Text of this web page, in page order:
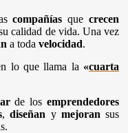
compañías quecrecen
calidad de vida. Una vez
a todavelocidad.
lo que llama la «cuarta
de losemprendedores
,diseñan y mejoran sus